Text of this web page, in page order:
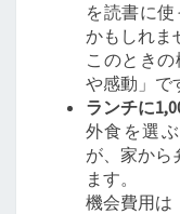
を読書に
かもしれま
このとき
や感動」で
ランチに
外食を選
が、家から
ます。
機会費用は